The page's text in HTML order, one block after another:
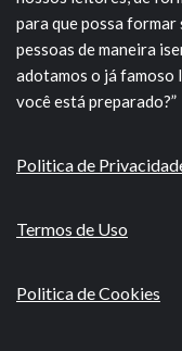
para que possa
pessoas de maneira
adotamos o já famoso
você está preparado?”
Politica de
Termos de Uso
Politica de Cookies